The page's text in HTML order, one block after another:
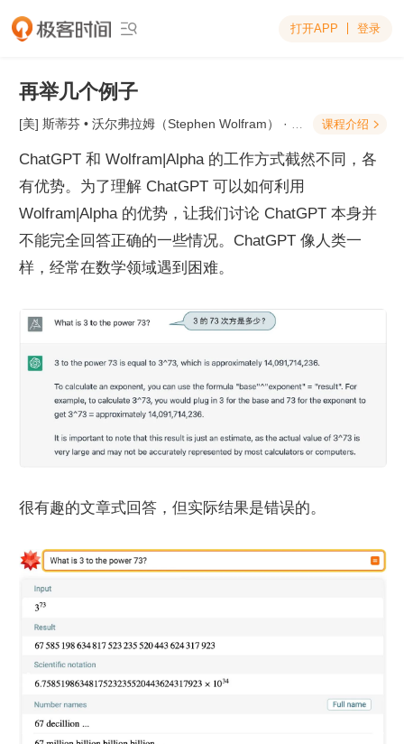
 打开APP 登录
再举几个例子
[美] 斯蒂芬 • 沃尔弗拉姆（Stephen Wolfram） · 这就是ChatGPT 课程介绍 
ChatGPT 和 Wolfram|Alpha 的工作方式截然不同，各
有优势。为了理解 ChatGPT 可以如何利用
Wolfram|Alpha 的优势，让我们讨论 ChatGPT 本身并
不能完全回答正确的一些情况。ChatGPT 像人类一
样，经常在数学领域遇到困难。
很有趣的文章式回答，但实际结果是错误的。